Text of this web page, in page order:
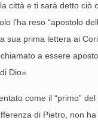
città e ti sarà detto ciò
l’ha reso “apostolo
sua prima lettera ai
a essere
Dio».
come il “primo”
di Pietro, non